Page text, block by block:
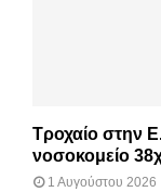
Τροχαίο στην
νοσοκομείο
1 Αυγούστου 2026